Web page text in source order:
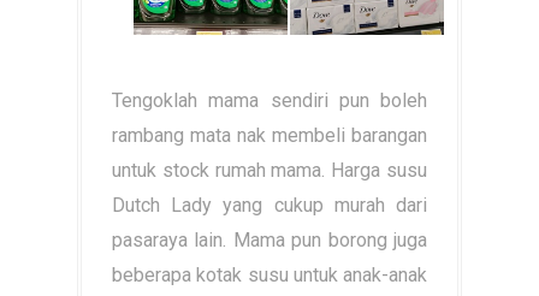
Tengoklah mama sendiri pun boleh
rambang mata nak membeli barangan
untuk stock rumah mama. Harga susu
Dutch Lady yang cukup murah dari
pasaraya lain. Mama pun borong juga
beberapa kotak susu untuk anak-anak